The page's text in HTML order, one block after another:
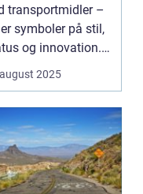
transportmidler –
symboler på stil,
og innovation.
2025